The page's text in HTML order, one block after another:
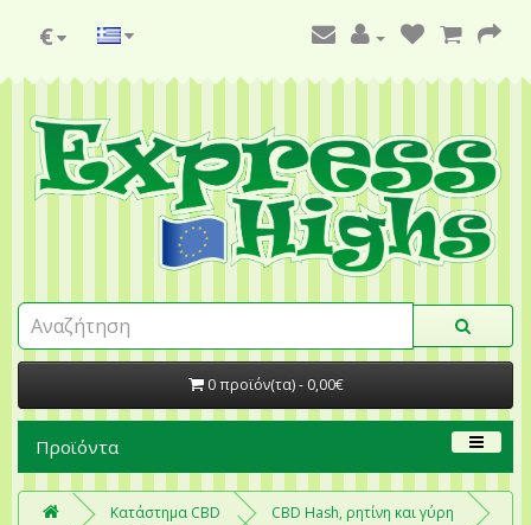
€
0 προϊόν(τα) - 0,00€
Προϊόντα
Κατάστημα CBD
CBD Hash, ρητίνη και γύρη